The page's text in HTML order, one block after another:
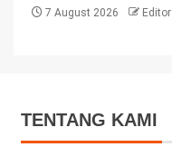
7 August 2026 Editor
TENTANG KAMI